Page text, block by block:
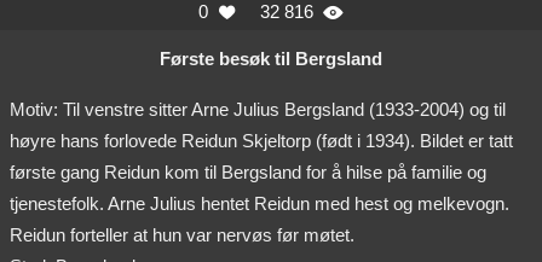
0  32 816 
Første besøk til Bergsland
Motiv: Til venstre sitter Arne Julius Bergsland (1933-2004) og til
høyre hans forlovede Reidun Skjeltorp (født i 1934). Bildet er tatt
første gang Reidun kom til Bergsland for å hilse på familie og
tjenestefolk. Arne Julius hentet Reidun med hest og melkevogn.
Reidun forteller at hun var nervøs før møtet.